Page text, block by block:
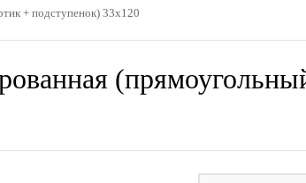
+ подступенок) 33x120